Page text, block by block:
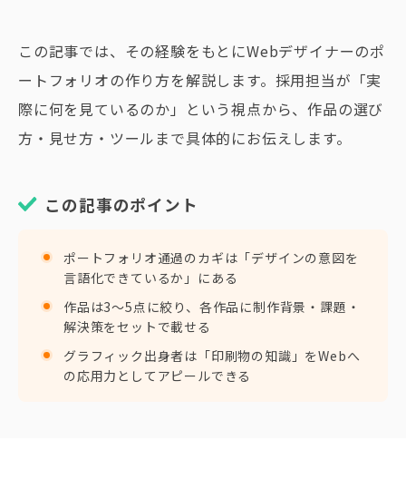
この記事では、その経験をもとにWebデザイナーのポ
ートフォリオの作り方を解説します。採用担当が「実
際に何を見ているのか」という視点から、作品の選び
方・見せ方・ツールまで具体的にお伝えします。
この記事のポイント
ポートフォリオ通過のカギは「デザインの意図を
言語化できているか」にある
作品は3〜5点に絞り、各作品に制作背景・課題・
解決策をセットで載せる
グラフィック出身者は「印刷物の知識」をWebへ
の応用力としてアピールできる